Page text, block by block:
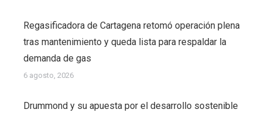
Regasificadora de Cartagena retomó operación plena
tras mantenimiento y queda lista para respaldar la
demanda de gas
6 agosto, 2026
Drummond y su apuesta por el desarrollo sostenible